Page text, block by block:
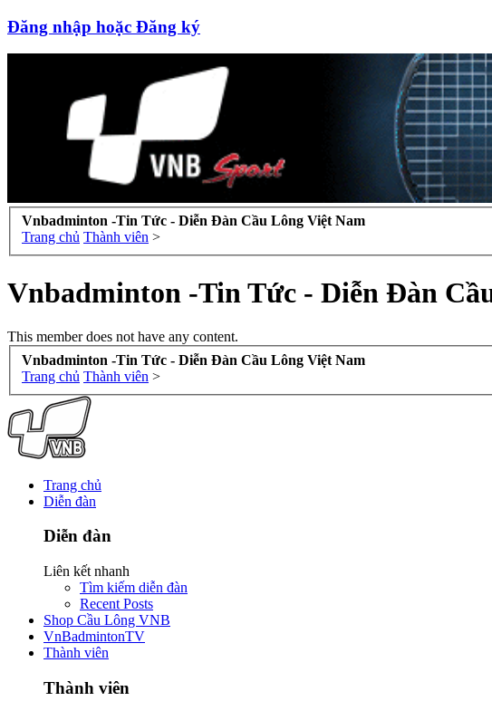
Đăng nhập hoặc Đăng ký
Vnbadminton -Tin Tức - Diễn Đàn Cầu Lông Việt Nam
Trang chủ Thành viên >
Vnbadminton -Tin Tức - Diễn Đàn
This member does not have any content.
Vnbadminton -Tin Tức - Diễn Đàn Cầu Lông Việt Nam
Trang chủ Thành viên >
Trang chủ
Diễn đàn
Diễn đàn
Liên kết nhanh
Tìm kiếm diễn đàn
Recent Posts
Shop Cầu Lông VNB
VnBadmintonTV
Thành viên
Thành viên